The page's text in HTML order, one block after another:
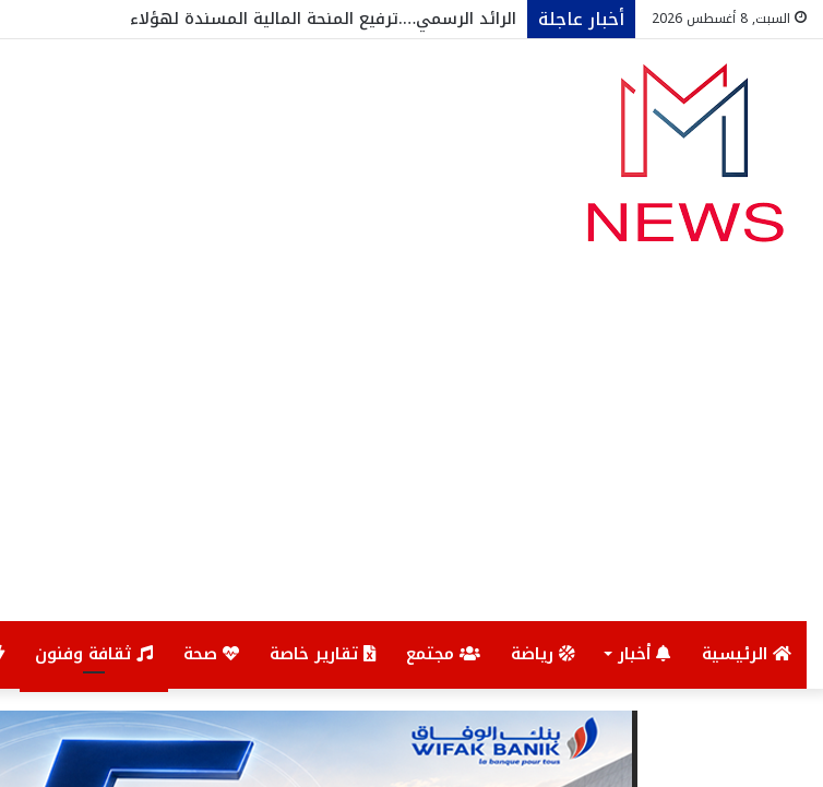
السبت, 8 أغسطس 2026 أخبار عاجلة الرائد الرسمي….ترفيع المنحة المالية المسندة لهؤلاء
الرئيسية أخبار رياضة مجتمع تقارير خاصة صحة ثقافة وفنون